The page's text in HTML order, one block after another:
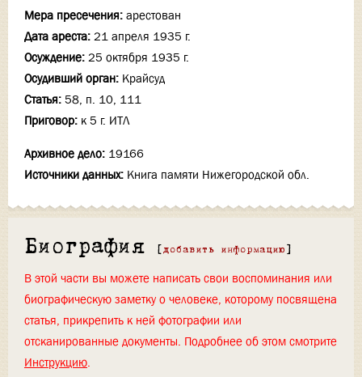
Мера пресечения: арестован
Дата ареста: 21 апреля 1935 г.
Осуждение: 25 октября 1935 г.
Осудивший орган: Крайсуд
Статья: 58, п. 10, 111
Приговор: к 5 г. ИТЛ
Архивное дело: 19166
Источники данных: Книга памяти Нижегородской обл.
Биография [ добавить информацию ]
В этой части вы можете написать свои воспоминания или
биографическую заметку о человеке, которому посвящена
статья, прикрепить к ней фотографии или
отсканированные документы. Подробнее об этом смотрите
Инструкцию.